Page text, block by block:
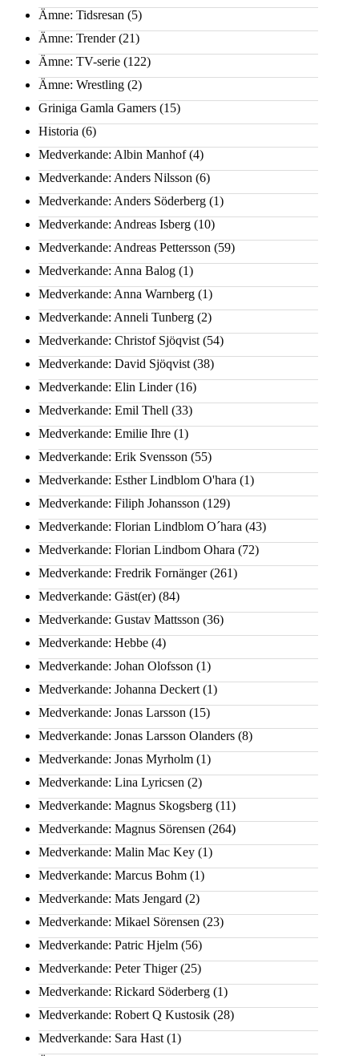
Ämne: Tidsresan (5)
Ämne: Trender(21)
Ämne: TV-serie (122)
Ämne: Wrestling (2)
Griniga Gamla Gamers (15)
Historia (6)
Medverkande: Albin Manhof(4)
Medverkande: Anders Nilsson (6)
Medverkande: Anders Söderberg (1)
Medverkande: Andreas Isberg (10)
Medverkande: Andreas Pettersson (59)
Medverkande: Anna Balog (1)
Medverkande: Anna Warnberg (1)
Medverkande: Anneli Tunberg (2)
Medverkande: Christof Sjöqvist (54)
Medverkande: David Sjöqvist (38)
Medverkande: Elin Linder(16)
Medverkande: Emil Thell (33)
Medverkande: Emilie Ihre (1)
Medverkande: Erik Svensson (55)
Medverkande: Esther Lindblom O'hara (1)
Medverkande: Filiph Johansson (129)
Medverkande: Florian Lindblom O´hara (43)
Medverkande: Florian Lindbom Ohara (72)
Medverkande: Fredrik Fornänger(261)
Medverkande: Gäst(er) (84)
Medverkande: Gustav Mattsson (36)
Medverkande: Hebbe (4)
Medverkande: Johan Olofsson (1)
Medverkande: Johanna Deckert (1)
Medverkande: Jonas Larsson (15)
Medverkande: Jonas Larsson Olanders (8)
Medverkande: Jonas Myrholm (1)
Medverkande: Lina Lyricsen (2)
Medverkande: Magnus Skogsberg (11)
Medverkande: Magnus Sörensen (264)
Medverkande: Malin Mac Key (1)
Medverkande: Marcus Bohm (1)
Medverkande: Mats Jengard (2)
Medverkande: Mikael Sörensen (23)
Medverkande: Patric Hjelm (56)
Medverkande: Peter Thiger(25)
Medverkande: Rickard Söderberg (1)
Medverkande: Robert Q Kustosik (28)
Medverkande: Sara Hast (1)